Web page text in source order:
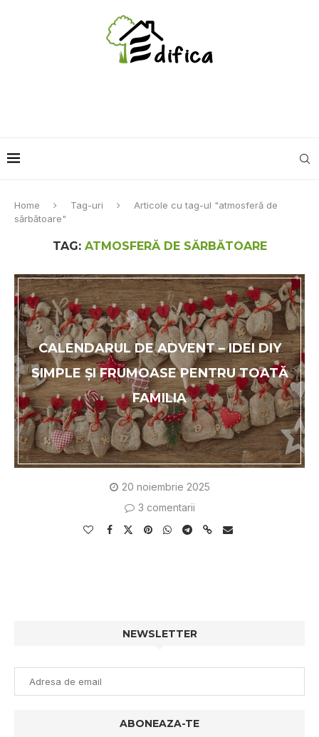
Home Tag-uri
Articole cu tag-ul "atmosferă de
sărbătoare"
TAG: ATMOSFERĂ DE SĂRBĂTOARE
CALENDARUL DE ADVENT – IDEI DIY
SIMPLE ȘI FRUMOASE PENTRU TOATĂ
FAMILIA
20 noiembrie 2025
3 comentarii
NEWSLETTER